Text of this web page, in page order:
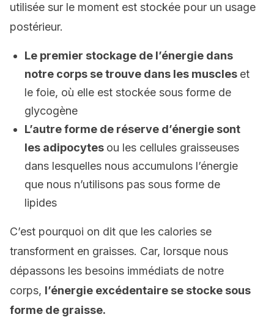
utilisée sur le moment est stockée pour un usage
postérieur.
Le premier stockage de l’énergie dans
notre corps se trouve dans les muscles et
le foie, où elle est stockée sous forme de
glycogène
L’autre forme de réserve d’énergie sont
les adipocytes ou les cellules graisseuses
dans lesquelles nous accumulons l’énergie
que nous n’utilisons pas sous forme de
lipides
C’est pourquoi on dit que les calories se
transforment en graisses. Car, lorsque nous
dépassons les besoins immédiats de notre
corps, l’énergie excédentaire se stocke sous
forme de graisse.